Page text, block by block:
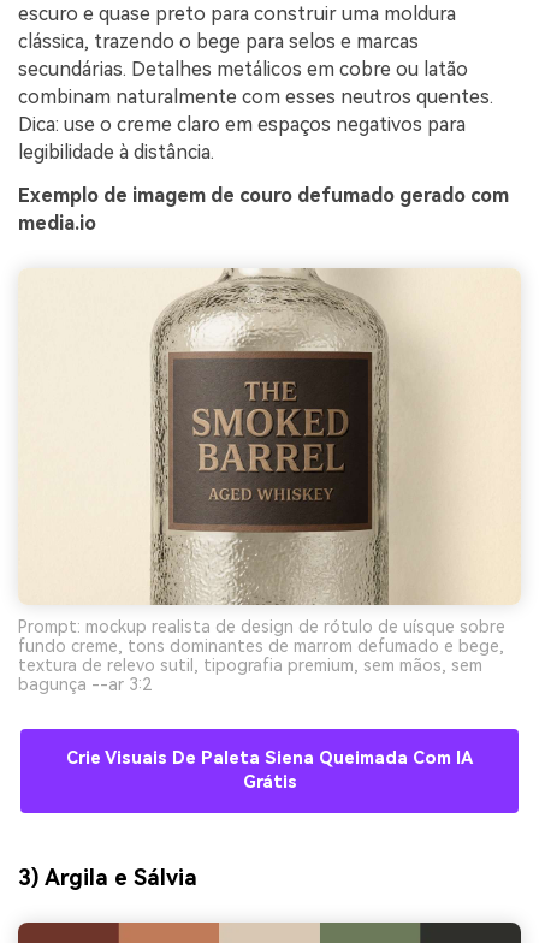
escuro e quase preto para construir uma moldura
clássica, trazendo o bege para selos e marcas
secundárias. Detalhes metálicos em cobre ou latão
combinam naturalmente com esses neutros quentes.
Dica: use o creme claro em espaços negativos para
legibilidade à distância.
Exemplo de imagem de couro defumado gerado com
media.io
Prompt: mockup realista de design de rótulo de uísque sobre
fundo creme, tons dominantes de marrom defumado e bege,
textura de relevo sutil, tipografia premium, sem mãos, sem
bagunça --ar 3:2
Crie Visuais De Paleta Siena Queimada Com IA
Grátis
3) Argila e Sálvia